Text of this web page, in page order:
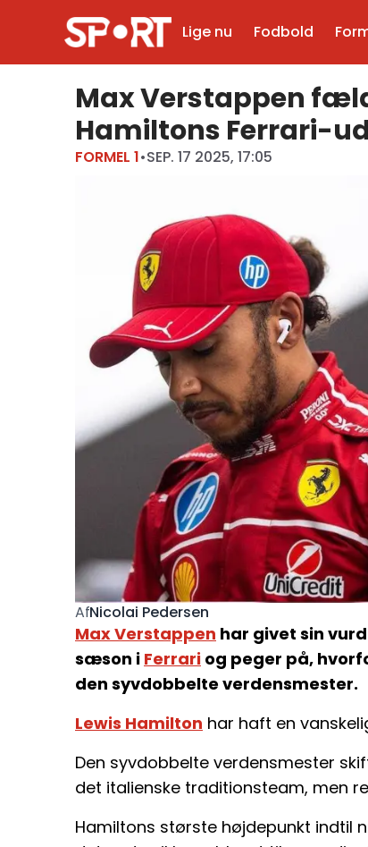
Lige nu Fodbold
Max Verstappen
Hamiltons Ferrari-
FORMEL 1•SEP. 17 2025, 17:05
AfNicolai Pedersen
Max Verstappen har givet sin
sæson i Ferrari og peger på,
den syvdobbelte verdensmester.
Lewis Hamilton har haft en
Den syvdobbelte verdensmester
det italienske traditionsteam, men
Hamiltons største højdepunkt indtil